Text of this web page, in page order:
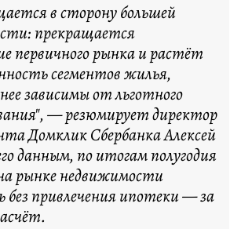
в сторону большей
прекращается
первичного рынка и растёт
сегментов жилья,
зависимы от льготного
— резюмирует директор
Домклик Сбербанка Алексей
данным, по итогам полугодия
рынке недвижимости
без привлечения ипотеки — за